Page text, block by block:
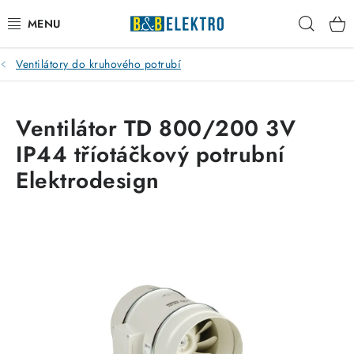
na
obsah
Reklamace / Vrácení zboží
Kontakty
VYTÁPĚNÍ
Ventilátory do kruhového potrubí
Ventilátor TD 800/200 3V
IP44 tříotáčkový potrubní
Elektrodesign